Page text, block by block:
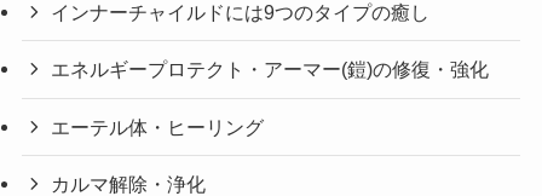
インナーチャイルドには9つのタイプの癒し
エネルギープロテクト・アーマー(鎧)の修復・強化
エーテル体・ヒーリング
カルマ解除・浄化